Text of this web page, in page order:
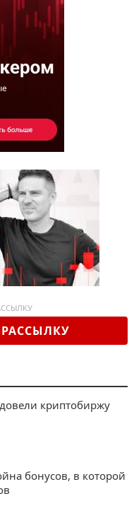
криптобиржу
бонусов, в которой